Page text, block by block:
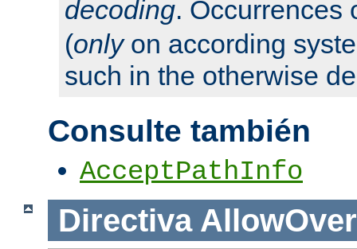
decoding. Occurrences
(onlyon according
such in the otherwise
Consulte también
AcceptPathInfo
Directiva